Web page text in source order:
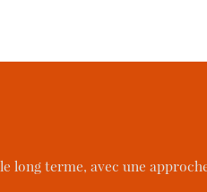
long terme, avec une